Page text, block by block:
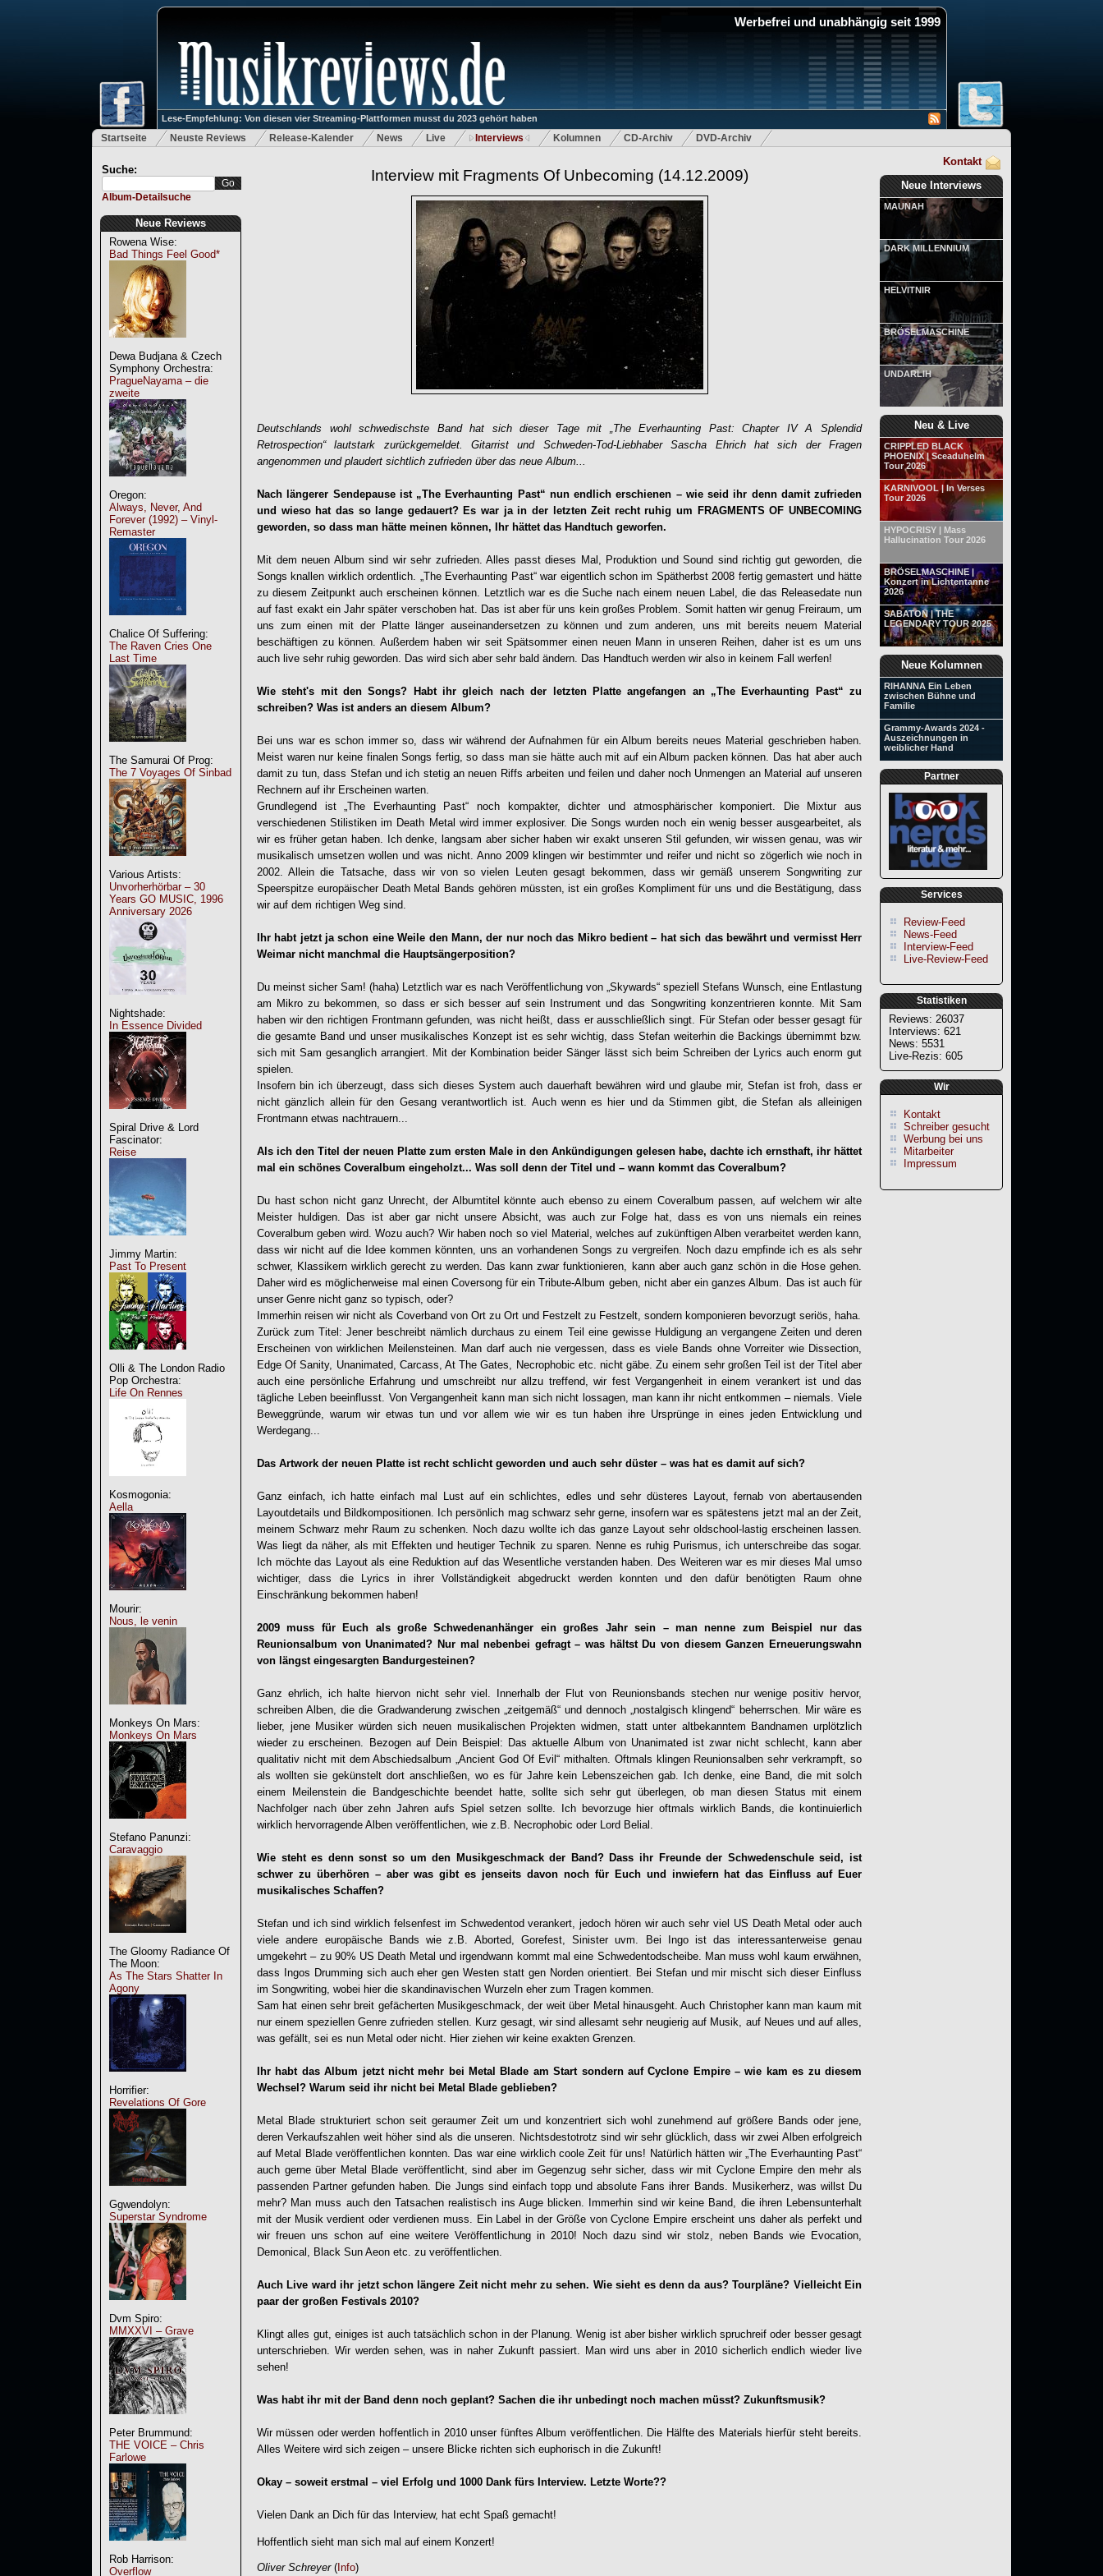
Werbefrei und unabhängig seit 1999
Lese-Empfehlung: Von diesen vier Streaming-Plattformen musst du 2023 gehört haben
Startseite Neuste Reviews Release-Kalender News Live Interviews Kolumnen CD-Archiv DVD-Archiv
Suche:
Album-Detailsuche
Neue Reviews
Rowena Wise:
Bad Things Feel Good*
Dewa Budjana & Czech
Symphony Orchestra:
PragueNayama – die
zweite
Oregon:
Always, Never, And
Forever (1992) – Vinyl-
Remaster
Chalice Of Suffering:
The Raven Cries One
Last Time
The Samurai Of Prog:
The 7 Voyages Of Sinbad
Various Artists:
Unvorherhörbar – 30
Years GO MUSIC, 1996
Anniversary 2026
Nightshade:
In Essence Divided
Spiral Drive & Lord
Fascinator:
Reise
Jimmy Martin:
Past To Present
Olli & The London Radio
Pop Orchestra:
Life On Rennes
Kosmogonia:
Aella
Mourir:
Nous, le venin
Monkeys On Mars:
Monkeys On Mars
Stefano Panunzi:
Caravaggio
The Gloomy Radiance Of
The Moon:
As The Stars Shatter In
Agony
Horrifier:
Revelations Of Gore
Ggwendolyn:
Superstar Syndrome
Dvm Spiro:
MMXXVI – Grave
Peter Brummund:
THE VOICE – Chris
Farlowe
Rob Harrison:
Overflow
Kontakt
Neue Interviews
MAUNAH
DARK MILLENNIUM
HELVITNIR
BRÖSELMASCHINE
UNDARLIH
Neu & Live
CRIPPLED BLACK
PHOENIX | Sceaduhelm
Tour 2026
KARNIVOOL | In Verses
Tour 2026
HYPOCRISY | Mass
Hallucination Tour 2026
BRÖSELMASCHINE |
Konzert in Lichtentanne
2026
SABATON | THE
LEGENDARY TOUR 2025
Neue Kolumnen
RIHANNA Ein Leben
zwischen Bühne und
Familie
Grammy-Awards 2024 -
Auszeichnungen in
weiblicher Hand
Partner
Services
Review-Feed
News-Feed
Interview-Feed
Live-Review-Feed
Statistiken
Reviews: 26037
Interviews: 621
News: 5531
Live-Rezis: 605
Wir
Kontakt
Schreiber gesucht
Werbung bei uns
Mitarbeiter
Impressum
Interview mit Fragments Of Unbecoming (14.12.2009)
Deutschlands wohl schwedischste Band hat sich dieser Tage mit „The Everhaunting Past: Chapter IV A Splendid
Retrospection“ lautstark zurückgemeldet. Gitarrist und Schweden-Tod-Liebhaber Sascha Ehrich hat sich der Fragen
angenommen und plaudert sichtlich zufrieden über das neue Album...
Nach längerer Sendepause ist „The Everhaunting Past“ nun endlich erschienen – wie seid ihr denn damit zufrieden
und wieso hat das so lange gedauert? Es war ja in der letzten Zeit recht ruhig um FRAGMENTS OF UNBECOMING
geworden, so dass man hätte meinen können, Ihr hättet das Handtuch geworfen.
Mit dem neuen Album sind wir sehr zufrieden. Alles passt dieses Mal, Produktion und Sound sind richtig gut geworden, die
Songs knallen wirklich ordentlich. „The Everhaunting Past“ war eigentlich schon im Spätherbst 2008 fertig gemastert und hätte
zu diesem Zeitpunkt auch erscheinen können. Letztlich war es die Suche nach einem neuen Label, die das Releasedate nun
auf fast exakt ein Jahr später verschoben hat. Das ist aber für uns kein großes Problem. Somit hatten wir genug Freiraum, um
uns zum einen mit der Platte länger auseinandersetzen zu können und zum anderen, uns mit bereits neuem Material
beschäftigen zu können. Außerdem haben wir seit Spätsommer einen neuen Mann in unseren Reihen, daher ist es um uns
auch live sehr ruhig geworden. Das wird sich aber sehr bald ändern. Das Handtuch werden wir also in keinem Fall werfen!
Wie steht's mit den Songs? Habt ihr gleich nach der letzten Platte angefangen an „The Everhaunting Past“ zu
schreiben? Was ist anders an diesem Album?
Bei uns war es schon immer so, dass wir während der Aufnahmen für ein Album bereits neues Material geschrieben haben.
Meist waren nur keine finalen Songs fertig, so dass man sie hätte auch mit auf ein Album packen können. Das hat aber auch
damit zu tun, dass Stefan und ich stetig an neuen Riffs arbeiten und feilen und daher noch Unmengen an Material auf unseren
Rechnern auf ihr Erscheinen warten.
Grundlegend ist „The Everhaunting Past“ noch kompakter, dichter und atmosphärischer komponiert. Die Mixtur aus
verschiedenen Stilistiken im Death Metal wird immer explosiver. Die Songs wurden noch ein wenig besser ausgearbeitet, als
wir es früher getan haben. Ich denke, langsam aber sicher haben wir exakt unseren Stil gefunden, wir wissen genau, was wir
musikalisch umsetzen wollen und was nicht. Anno 2009 klingen wir bestimmter und reifer und nicht so zögerlich wie noch in
2002. Allein die Tatsache, dass wir von so vielen Leuten gesagt bekommen, dass wir gemäß unserem Songwriting zur
Speerspitze europäischer Death Metal Bands gehören müssten, ist ein großes Kompliment für uns und die Bestätigung, dass
wir auf dem richtigen Weg sind.
Ihr habt jetzt ja schon eine Weile den Mann, der nur noch das Mikro bedient – hat sich das bewährt und vermisst Herr
Weimar nicht manchmal die Hauptsängerposition?
Du meinst sicher Sam! (haha) Letztlich war es nach Veröffentlichung von „Skywards“ speziell Stefans Wunsch, eine Entlastung
am Mikro zu bekommen, so dass er sich besser auf sein Instrument und das Songwriting konzentrieren konnte. Mit Sam
haben wir den richtigen Frontmann gefunden, was nicht heißt, dass er ausschließlich singt. Für Stefan oder besser gesagt für
die gesamte Band und unser musikalisches Konzept ist es sehr wichtig, dass Stefan weiterhin die Backings übernimmt bzw.
sich mit Sam gesanglich arrangiert. Mit der Kombination beider Sänger lässt sich beim Schreiben der Lyrics auch enorm gut
spielen.
Insofern bin ich überzeugt, dass sich dieses System auch dauerhaft bewähren wird und glaube mir, Stefan ist froh, dass er
nicht gänzlich allein für den Gesang verantwortlich ist. Auch wenn es hier und da Stimmen gibt, die Stefan als alleinigen
Frontmann etwas nachtrauern...
Als ich den Titel der neuen Platte zum ersten Male in den Ankündigungen gelesen habe, dachte ich ernsthaft, ihr hättet
mal ein schönes Coveralbum eingeholzt... Was soll denn der Titel und – wann kommt das Coveralbum?
Du hast schon nicht ganz Unrecht, der Albumtitel könnte auch ebenso zu einem Coveralbum passen, auf welchem wir alte
Meister huldigen. Das ist aber gar nicht unsere Absicht, was auch zur Folge hat, dass es von uns niemals ein reines
Coveralbum geben wird. Wozu auch? Wir haben noch so viel Material, welches auf zukünftigen Alben verarbeitet werden kann,
dass wir nicht auf die Idee kommen könnten, uns an vorhandenen Songs zu vergreifen. Noch dazu empfinde ich es als sehr
schwer, Klassikern wirklich gerecht zu werden. Das kann zwar funktionieren, kann aber auch ganz schön in die Hose gehen.
Daher wird es möglicherweise mal einen Coversong für ein Tribute-Album geben, nicht aber ein ganzes Album. Das ist auch für
unser Genre nicht ganz so typisch, oder?
Immerhin reisen wir nicht als Coverband von Ort zu Ort und Festzelt zu Festzelt, sondern komponieren bevorzugt seriös, haha.
Zurück zum Titel: Jener beschreibt nämlich durchaus zu einem Teil eine gewisse Huldigung an vergangene Zeiten und deren
Erscheinen von wirklichen Meilensteinen. Man darf auch nie vergessen, dass es viele Bands ohne Vorreiter wie Dissection,
Edge Of Sanity, Unanimated, Carcass, At The Gates, Necrophobic etc. nicht gäbe. Zu einem sehr großen Teil ist der Titel aber
auch eine persönliche Erfahrung und umschreibt nur allzu treffend, wir fest Vergangenheit in einem verankert ist und das
tägliche Leben beeinflusst. Von Vergangenheit kann man sich nicht lossagen, man kann ihr nicht entkommen – niemals. Viele
Beweggründe, warum wir etwas tun und vor allem wie wir es tun haben ihre Ursprünge in eines jeden Entwicklung und
Werdegang...
Das Artwork der neuen Platte ist recht schlicht geworden und auch sehr düster – was hat es damit auf sich?
Ganz einfach, ich hatte einfach mal Lust auf ein schlichtes, edles und sehr düsteres Layout, fernab von abertausenden
Layoutdetails und Bildkompositionen. Ich persönlich mag schwarz sehr gerne, insofern war es spätestens jetzt mal an der Zeit,
meinem Schwarz mehr Raum zu schenken. Noch dazu wollte ich das ganze Layout sehr oldschool-lastig erscheinen lassen.
Was liegt da näher, als mit Effekten und heutiger Technik zu sparen. Nenne es ruhig Purismus, ich unterschreibe das sogar.
Ich möchte das Layout als eine Reduktion auf das Wesentliche verstanden haben. Des Weiteren war es mir dieses Mal umso
wichtiger, dass die Lyrics in ihrer Vollständigkeit abgedruckt werden konnten und den dafür benötigten Raum ohne
Einschränkung bekommen haben!
2009 muss für Euch als große Schwedenanhänger ein großes Jahr sein – man nenne zum Beispiel nur das
Reunionsalbum von Unanimated? Nur mal nebenbei gefragt – was hältst Du von diesem Ganzen Erneuerungswahn
von längst eingesargten Bandurgesteinen?
Ganz ehrlich, ich halte hiervon nicht sehr viel. Innerhalb der Flut von Reunionsbands stechen nur wenige positiv hervor,
schreiben Alben, die die Gradwanderung zwischen „zeitgemäß“ und dennoch „nostalgisch klingend“ beherrschen. Mir wäre es
lieber, jene Musiker würden sich neuen musikalischen Projekten widmen, statt unter altbekanntem Bandnamen urplötzlich
wieder zu erscheinen. Bezogen auf Dein Beispiel: Das aktuelle Album von Unanimated ist zwar nicht schlecht, kann aber
qualitativ nicht mit dem Abschiedsalbum „Ancient God Of Evil“ mithalten. Oftmals klingen Reunionsalben sehr verkrampft, so
als wollten sie gekünstelt dort anschließen, wo es für Jahre kein Lebenszeichen gab. Ich denke, eine Band, die mit solch
einem Meilenstein die Bandgeschichte beendet hatte, sollte sich sehr gut überlegen, ob man diesen Status mit einem
Nachfolger nach über zehn Jahren aufs Spiel setzen sollte. Ich bevorzuge hier oftmals wirklich Bands, die kontinuierlich
wirklich hervorragende Alben veröffentlichen, wie z.B. Necrophobic oder Lord Belial.
Wie steht es denn sonst so um den Musikgeschmack der Band? Dass ihr Freunde der Schwedenschule seid, ist
schwer zu überhören – aber was gibt es jenseits davon noch für Euch und inwiefern hat das Einfluss auf Euer
musikalisches Schaffen?
Stefan und ich sind wirklich felsenfest im Schwedentod verankert, jedoch hören wir auch sehr viel US Death Metal oder auch
viele andere europäische Bands wie z.B. Aborted, Gorefest, Sinister uvm. Bei Ingo ist das interessanterweise genau
umgekehrt – zu 90% US Death Metal und irgendwann kommt mal eine Schwedentodscheibe. Man muss wohl kaum erwähnen,
dass Ingos Drumming sich auch eher gen Westen statt gen Norden orientiert. Bei Stefan und mir mischt sich dieser Einfluss
im Songwriting, wobei hier die skandinavischen Wurzeln eher zum Tragen kommen.
Sam hat einen sehr breit gefächerten Musikgeschmack, der weit über Metal hinausgeht. Auch Christopher kann man kaum mit
nur einem speziellen Genre zufrieden stellen. Kurz gesagt, wir sind allesamt sehr neugierig auf Musik, auf Neues und auf alles,
was gefällt, sei es nun Metal oder nicht. Hier ziehen wir keine exakten Grenzen.
Ihr habt das Album jetzt nicht mehr bei Metal Blade am Start sondern auf Cyclone Empire – wie kam es zu diesem
Wechsel? Warum seid ihr nicht bei Metal Blade geblieben?
Metal Blade strukturiert schon seit geraumer Zeit um und konzentriert sich wohl zunehmend auf größere Bands oder jene,
deren Verkaufszahlen weit höher sind als die unseren. Nichtsdestotrotz sind wir sehr glücklich, dass wir zwei Alben erfolgreich
auf Metal Blade veröffentlichen konnten. Das war eine wirklich coole Zeit für uns! Natürlich hätten wir „The Everhaunting Past“
auch gerne über Metal Blade veröffentlicht, sind aber im Gegenzug sehr sicher, dass wir mit Cyclone Empire den mehr als
passenden Partner gefunden haben. Die Jungs sind einfach topp und absolute Fans ihrer Bands. Musikerherz, was willst Du
mehr? Man muss auch den Tatsachen realistisch ins Auge blicken. Immerhin sind wir keine Band, die ihren Lebensunterhalt
mit der Musik verdient oder verdienen muss. Ein Label in der Größe von Cyclone Empire erscheint uns daher als perfekt und
wir freuen uns schon auf eine weitere Veröffentlichung in 2010! Noch dazu sind wir stolz, neben Bands wie Evocation,
Demonical, Black Sun Aeon etc. zu veröffentlichen.
Auch Live ward ihr jetzt schon längere Zeit nicht mehr zu sehen. Wie sieht es denn da aus? Tourpläne? Vielleicht Ein
paar der großen Festivals 2010?
Klingt alles gut, einiges ist auch tatsächlich schon in der Planung. Wenig ist aber bisher wirklich spruchreif oder besser gesagt
unterschrieben. Wir werden sehen, was in naher Zukunft passiert. Man wird uns aber in 2010 sicherlich endlich wieder live
sehen!
Was habt ihr mit der Band denn noch geplant? Sachen die ihr unbedingt noch machen müsst? Zukunftsmusik?
Wir müssen oder werden hoffentlich in 2010 unser fünftes Album veröffentlichen. Die Hälfte des Materials hierfür steht bereits.
Alles Weitere wird sich zeigen – unsere Blicke richten sich euphorisch in die Zukunft!
Okay – soweit erstmal – viel Erfolg und 1000 Dank fürs Interview. Letzte Worte??
Vielen Dank an Dich für das Interview, hat echt Spaß gemacht!
Hoffentlich sieht man sich mal auf einem Konzert!
Oliver Schreyer ( Info)